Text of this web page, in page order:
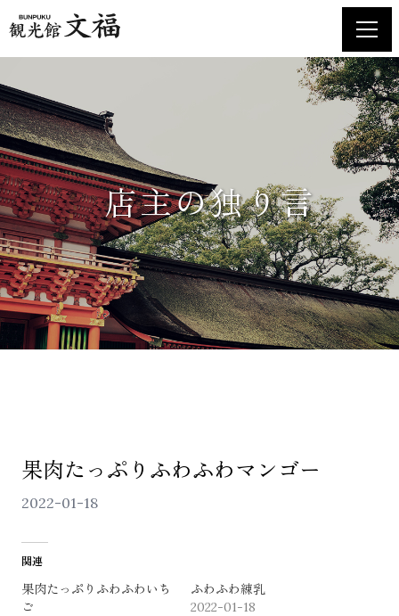
ホーム
お土産品のご案内
店舗紹介・食堂メニュー
交通アクセス
お知らせ
お問い合わせ
店主の独り言
ONLINE SHOP
店主の独り言
果肉たっぷりふわふわマンゴー
2022-01-18
関連
果肉たっぷりふわふわいち
ご
ふわふわ練乳
2022-01-18